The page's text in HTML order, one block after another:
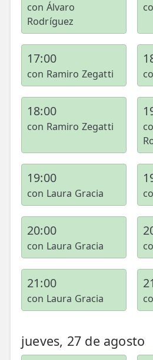
con Álvaro
Rodríguez
17:00
con Ramiro Zegatti
18:00
con Ramiro Zegatti
19:00
con Laura Gracia
20:00
con Laura Gracia
21:00
con Laura Gracia
jueves, 27 de agosto